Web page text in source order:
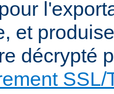
et
décrypté
SSL/